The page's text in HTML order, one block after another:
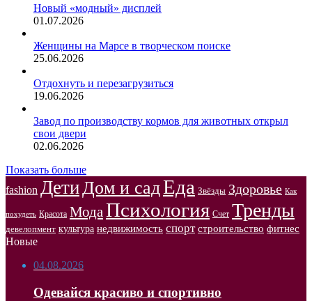
Новый «модный» дисплей
01.07.2026
Женщины на Марсе в творческом поиске
25.06.2026
Отдохнуть и перезагрузиться
19.06.2026
Завод по производству кормов для животных открыл
свои двери
02.06.2026
Показать больше
fashion ДетиДом и садЕда Звёзды Здоровье Как
похудеть Красота Мода Психология Счет Тренды
девелопмент культура недвижимость спорт строительство фитнес
Новые
04.08.2026
Одевайся красиво и спортивно